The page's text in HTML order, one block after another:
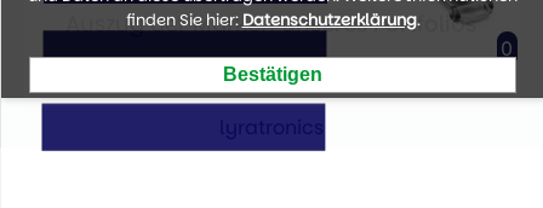
Auszug der Marken unseres Portfolios
finden Sie hier: Datenschutzerklärung.
0